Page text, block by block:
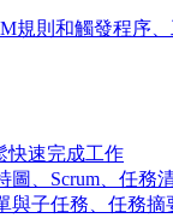
規則和觸發程序、
快速完成工作
圖、Scrum、任務
與子任務、任務摘